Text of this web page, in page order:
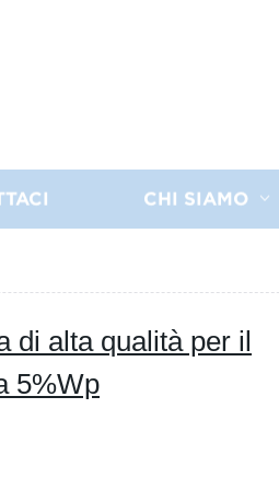
CHI SIAMO
di alta qualità per il
5%Wp